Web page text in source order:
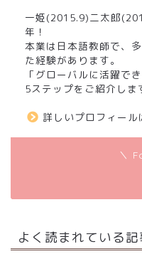
一姫(2015.9)二太郎
年！
本業は日本語教師で、
た経験があります。
「グローバルに活躍で
5ステップをご紹介しま
詳しいプロフィール
＼
よく読まれている記